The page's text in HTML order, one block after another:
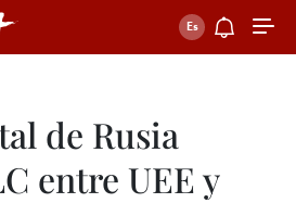
de Rusia
entre UEE y